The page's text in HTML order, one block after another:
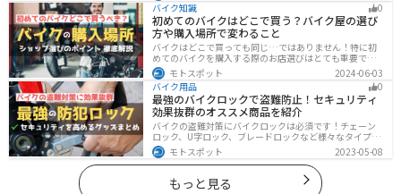
ト、有名メーカーなど初心者が知っておくべきことをま
とめました。
バイク知識
0
初めてのバイクはどこで買う？バイク屋の選び
方や購入場所で変わること
バイクはどこで買っても同じ…ではありません！特に初
めてのバイクを購入する際のお店選びはとても重要で
す。どんなお店で購入するのがベストなのか？失敗しな
いお店選びのポイントをまとめます。
モトスポット
2024-06-03
バイク用品
0
最強のバイクロックで盗難防止！セキュリティ
効果抜群のオススメ商品を紹介
バイクの盗難対策にバイクロックは必須です！チェーン
ロック、U字ロック、ブレードロックなど様々なタイプが
あるので自分の用途に合った使いやすいものを選びまし
ょう。この記事ではバイクロックの種類と特徴、それぞ
れ最強の商品を紹介します。
モトスポット 2023-05-08
もっと見る